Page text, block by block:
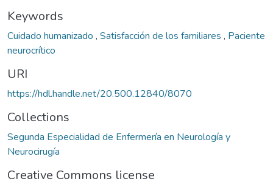
Keywords
Cuidado humanizado , Satisfacción de los familiares , Paciente
neurocrítico
URI
https://hdl.handle.net/20.500.12840/8070
Collections
Segunda Especialidad de Enfermería en Neurología y
Neurocirugía
Creative Commons license